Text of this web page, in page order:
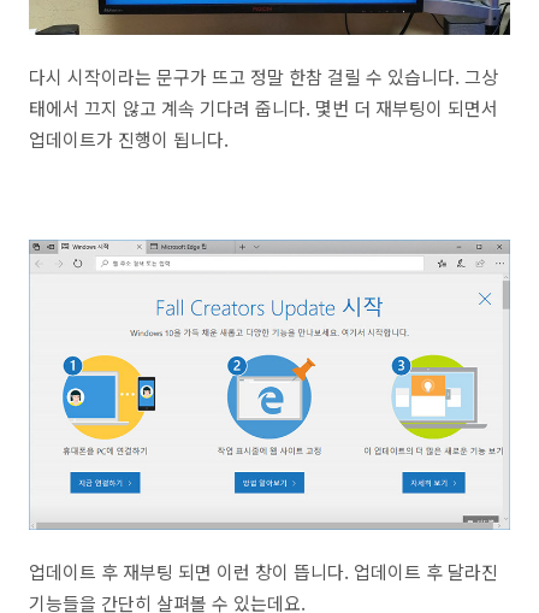
다시 시작이라는 문구가 뜨고 정말 한참 걸릴 수 있습니다. 그상
태에서 끄지 않고 계속 기다려 줍니다. 몇번 더 재부팅이 되면서
업데이트가 진행이 됩니다.
업데이트 후 재부팅 되면 이런 창이 뜹니다. 업데이트 후 달라진
기능들을 간단히 살펴볼 수 있는데요.